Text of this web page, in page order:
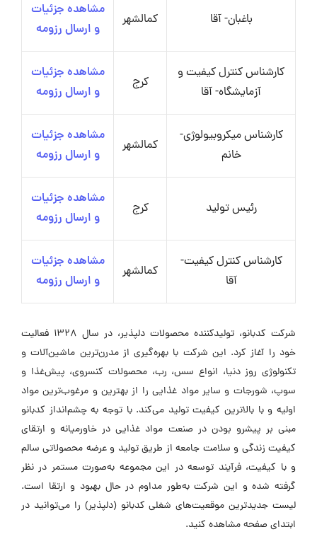
باغبان- آقا کمالشهر
مشاهده جزئیات
و ارسال رزومه
کارشناس کنترل کیفیت و
آزمایشگاه- آقا
کرج
مشاهده جزئیات
و ارسال رزومه
کارشناس میکروبیولوژی-
خانم
کمالشهر
مشاهده جزئیات
و ارسال رزومه
رئیس تولید کرج
مشاهده جزئیات
و ارسال رزومه
کارشناس کنترل کیفیت-
آقا
کمالشهر
مشاهده جزئیات
و ارسال رزومه
شرکت کدبانو، تولیدکننده محصولات دلپذیر، در سال ۱۳۲۸ فعالیت
خود را آغاز کرد. این شرکت با بهره‌گیری از مدرن‌ترین ماشین‌آلات و
تکنولوژی روز دنیا، انواع سس، رب، محصولات کنسروی، پیش‌غذا و
سوپ، شورجات و سایر مواد غذایی را از بهترین و مرغوب‌ترین مواد
اولیه و با بالاترین کیفیت تولید می‌کند. با توجه به چشم‌انداز کدبانو
مبنی بر پیشرو بودن در صنعت مواد غذایی در خاورمیانه و ارتقای
کیفیت زندگی و سلامت جامعه از طریق تولید و عرضه محصولاتی سالم
و با کیفیت، فرآیند توسعه در این مجموعه به‌صورت مستمر در نظر
گرفته شده و این شرکت به‌طور مداوم در حال بهبود و ارتقا است.
لیست جدیدترین موقعیت‌های شغلی کدبانو (دلپذیر) را می‌توانید در
ابتدای صفحه مشاهده کنید.